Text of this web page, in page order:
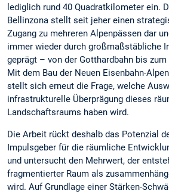
lediglich rund 40 Quadratkilometer ein.
Bellinzona stellt seit jeher einen
Zugang zu mehreren Alpenpässen dar
immer wieder durch großmaßstäbliche
geprägt – von der Gotthardbahn bis
Mit dem Bau der Neuen Eisenbahn-
stellt sich erneut die Frage, welche
infrastrukturelle Überprägung dieses
Landschaftsraums haben wird.
Die Arbeit rückt deshalb das Potenzial
Impulsgeber für die räumliche
und untersucht den Mehrwert, der
fragmentierter Raum als
wird. Auf Grundlage einer Stärken-